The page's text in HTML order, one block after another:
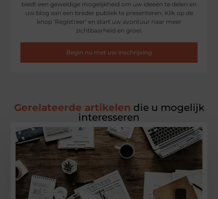
biedt een geweldige mogelijkheid om uw ideeën te delen en
uw blog aan een breder publiek te presenteren. Klik op de
knop ‘Registreer’ en start uw avontuur naar meer
zichtbaarheid en groei.
Begin nu met uw inschrijving
Gerelateerde artikelen die u mogelijk
interesseren